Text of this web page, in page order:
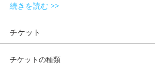
続きを読む >>
チケット
チケットの種類